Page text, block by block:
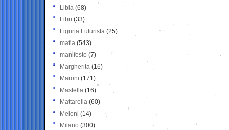
Libia (68)
Libri (33)
Liguria Futurista (25)
mafia (543)
manifesto (7)
Margherita (16)
Maroni (171)
Mastella (16)
Mattarella (60)
Meloni (14)
Milano (300)